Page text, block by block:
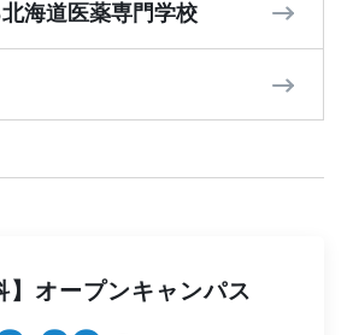
海道医薬専門学校
】オープンキャンパス